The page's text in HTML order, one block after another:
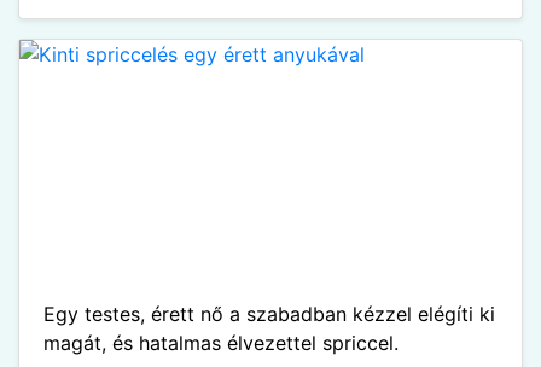
Egy testes, érett nő a szabadban kézzel elégíti ki
magát, és hatalmas élvezettel spriccel.